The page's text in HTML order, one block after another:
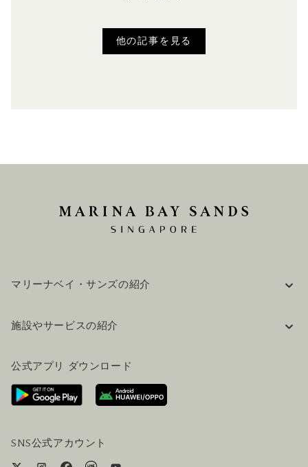
他の記事を見る
マリーナベイ・サンズの紹介
採用情報
お問い合わせ
施設やサービスの紹介
ご来場にあたって
ホテルへのアクセス
ビジター向けサービス
公式アプリ ダウンロード
SNS公式アカウント